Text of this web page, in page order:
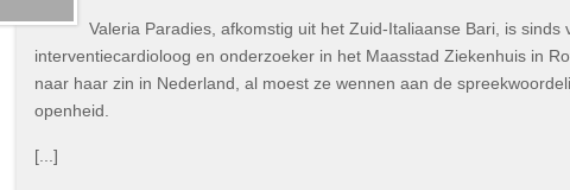
Valeria Paradies, afkomstig uit het Zuid-Italiaanse Bari, is sinds
interventiecardioloog en onderzoeker in het Maasstad Ziekenhuis in
naar haar zin in Nederland, al moest ze wennen aan de
openheid.
[...]